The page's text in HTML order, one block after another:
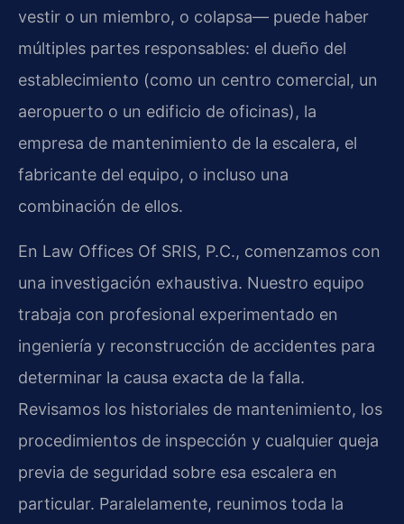
vestir o un miembro, o colapsa— puede haber
múltiples partes responsables: el dueño del
establecimiento (como un centro comercial, un
aeropuerto o un edificio de oficinas), la
empresa de mantenimiento de la escalera, el
fabricante del equipo, o incluso una
combinación de ellos.
En Law Offices Of SRIS, P.C., comenzamos con
una investigación exhaustiva. Nuestro equipo
trabaja con profesional experimentado en
ingeniería y reconstrucción de accidentes para
determinar la causa exacta de la falla.
Revisamos los historiales de mantenimiento, los
procedimientos de inspección y cualquier queja
previa de seguridad sobre esa escalera en
particular. Paralelamente, reunimos toda la